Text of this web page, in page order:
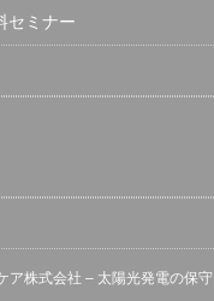
セミナー
ア株式会社 – 太陽光発電の保守